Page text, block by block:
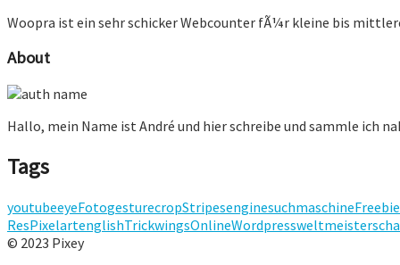
Woopra ist ein sehr schicker Webcounter fÃ¼r kleine bis
About
Hallo, mein Name ist André und hier schreibe und sammle ich
Tags
youtubeeyeFotogesturecropStripesenginesuchmaschine
ResPixelartenglishTrickwingsOnlineWordpress
© 2023 Pixey